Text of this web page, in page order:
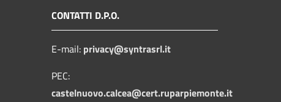
CONTATTI D.P.O.
E-mail: privacy@syntrasrl.it
PEC:
castelnuovo.calcea@cert.ruparpiemonte.it